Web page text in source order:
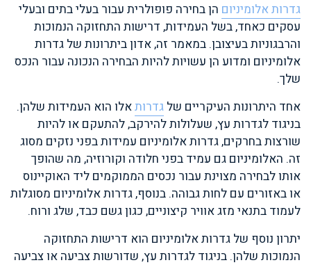
גדרות אלומיניום הן בחירה פופולרית עבור בעלי בתים ובעלי
עסקים כאחד, בשל העמידות, דרישות התחזוקה הנמוכות
והרבגוניות בעיצובן. במאמר זה, אדון ביתרונות של גדרות
אלומיניום ומדוע הן עשויות להיות הבחירה הנכונה עבור הנכס
שלך.
אחד היתרונות העיקריים של גדרותאלו הוא העמידות שלהן.
בניגוד לגדרות עץ, שעלולות להירקב, להתעקם או להיות
שורצות בחרקים, גדרות אלומיניום עמידות בפני נזקים מסוג
זה. האלומיניום גם עמיד בפני חלודה וקורוזיה, מה שהופך
אותו לבחירה מצוינת עבור נכסים הממוקמים ליד האוקיינוס
או באזורים עם לחות גבוהה. בנוסף, גדרות אלומיניום מסוגלות
לעמוד בתנאי מזג אוויר קיצוניים, כגון גשם כבד, שלג ורוח.
יתרון נוסף של גדרות אלומיניום הוא דרישות התחזוקה
הנמוכות שלהן. בניגוד לגדרות עץ, שדורשות צביעה או צביעה